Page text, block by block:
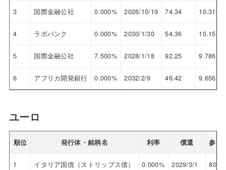
3 国際金融公社 0.000% 2026/10/19 74.34 10.318
4 ラボバンク 0.000% 2030/1/30 54.36 10.158
5 国際金融公社 7.500% 2028/1/18 92.25 9.786
6 アフリカ開発銀行 0.000% 2032/2/9 46.42 9.656
ユーロ
順位 発行体・銘柄名 利率 償還 参考
1 イタリア国債（ストリップス債） 0.000% 2029/3/1 80.57